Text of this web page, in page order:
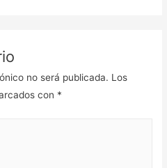
no será publicada. Los
con *